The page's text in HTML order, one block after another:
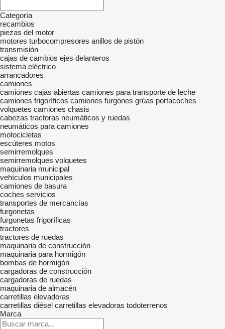
Categoría
recambios
piezas del motor
motores turbocompresores anillos de pistón
transmisión
cajas de cambios ejes delanteros
sistema eléctrico
arrancadores
camiones
camiones cajas abiertas camiones para transporte de leche
camiones frigoríficos camiones furgones grúas portacoches
volquetes camiones chasis
cabezas tractoras neumáticos y ruedas
neumáticos para camiones
motocicletas
escúteres motos
semirremolques
semirremolques volquetes
maquinaria municipal
vehículos municipales
camiones de basura
coches servicios
transportes de mercancías
furgonetas
furgonetas frigoríficas
tractores
tractores de ruedas
maquinaria de construcción
maquinaria para hormigón
bombas de hormigón
cargadoras de construcción
cargadoras de ruedas
maquinaria de almacén
carretillas elevadoras
carretillas diésel carretillas elevadoras todoterrenos
Marca